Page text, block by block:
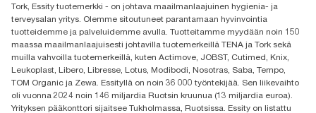
Oy Essity Finland Ab
Revontulenkuja 1
02100 Espoo
Tork, Essity tuotemerkki - on johtava maailmanlaajuinen hygienia- ja
terveysalan yritys. Olemme sitoutuneet parantamaan hyvinvointia
tuotteidemme ja palveluidemme avulla. Tuotteitamme myydään noin 150
maassa maailmanlaajuisesti johtavilla tuotemerkeillä TENA ja Tork sekä
muilla vahvoilla tuotemerkeillä, kuten Actimove, JOBST, Cutimed, Knix,
Leukoplast, Libero, Libresse, Lotus, Modibodi, Nosotras, Saba, Tempo,
TOM Organic ja Zewa. Essityllä on noin 36 000 työntekijää. Sen liikevaihto
oli vuonna 2024 noin 146 miljardia Ruotsin kruunua (13 miljardia euroa).
Yrityksen pääkonttori sijaitsee Tukholmassa, Ruotsissa. Essity on listattu